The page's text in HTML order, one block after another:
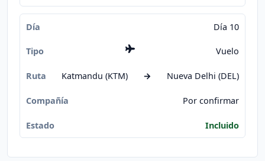
Día 10
Vuelo
Katmandu (KTM) → Nueva Delhi (DEL)
Por confirmar
Incluido